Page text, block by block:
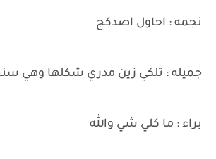
نجمه : احاول اصدكج
جميله : تلكي زين مدري شكلها وهي
براء : ما كلي شي والله